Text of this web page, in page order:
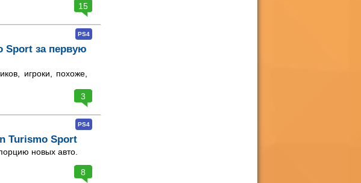
15
PS4
Sport за первую
игроки, похоже,
3
PS4
Turismo Sport
новых авто.
8